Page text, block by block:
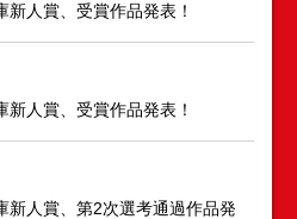
人賞、受賞作品発表！
人賞、受賞作品発表！
新人賞、第2次選考通過作品発